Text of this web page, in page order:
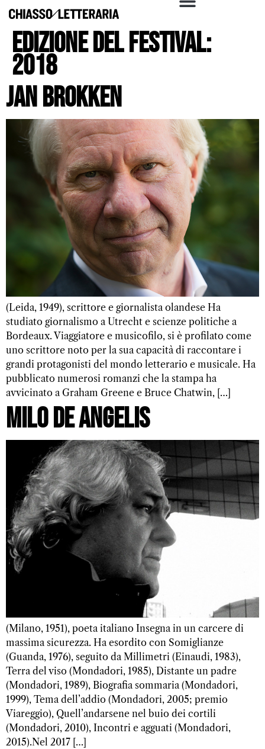
Edizione del festival:
2018
Jan Brokken
(Leida, 1949), scrittore e giornalista olandese Ha
studiato giornalismo a Utrecht e scienze politiche a
Bordeaux. Viaggiatore e musicofilo, si è profilato come
uno scrittore noto per la sua capacità di raccontare i
grandi protagonisti del mondo letterario e musicale. Ha
pubblicato numerosi romanzi che la stampa ha
avvicinato a Graham Greene e Bruce Chatwin, […]
Milo De Angelis
(Milano, 1951), poeta italiano Insegna in un carcere di
massima sicurezza. Ha esordito con Somiglianze
(Guanda, 1976), seguito da Millimetri (Einaudi, 1983),
Terra del viso (Mondadori, 1985), Distante un padre
(Mondadori, 1989), Biografia sommaria (Mondadori,
1999), Tema dell’addio (Mondadori, 2005; premio
Viareggio), Quell’andarsene nel buio dei cortili
(Mondadori, 2010), Incontri e agguati (Mondadori,
2015).Nel 2017 […]